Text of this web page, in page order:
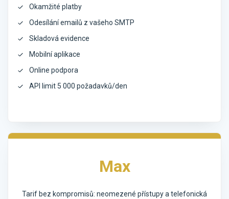
Okamžité platby
Odesílání emailů z vašeho SMTP
Skladová evidence
Mobilní aplikace
Online podpora
API limit 5 000 požadavků/den
Max
Tarif bez kompromisů: neomezené přístupy a telefonická